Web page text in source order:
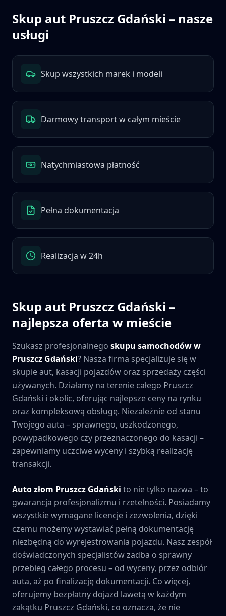
Skup aut Pruszcz Gdański – nasze
usługi
Skup wszystkich marek i modeli
Darmowy transport w całym mieście
Natychmiastowa płatność
Pełna dokumentacja
Realizacja w 24h
Skup aut Pruszcz Gdański –
najlepsza oferta w mieście
Szukasz profesjonalnego skupu samochodów w
Pruszcz Gdański? Nasza firma specjalizuje się w
skupie aut, kasacji pojazdów oraz sprzedaży części
używanych. Działamy na terenie całego Pruszcz
Gdański i okolic, oferując najlepsze ceny na rynku
oraz kompleksową obsługę. Niezależnie od stanu
Twojego auta – sprawnego, uszkodzonego,
powypadkowego czy przeznaczonego do kasacji –
zapewniamy uczciwe wyceny i szybką realizację
transakcji.
Auto złom Pruszcz Gdański to nie tylko nazwa – to
gwarancja profesjonalizmu i rzetelności. Posiadamy
wszystkie wymagane licencje i zezwolenia, dzięki
czemu możemy wystawiać pełną dokumentację
niezbędną do wyrejestrowania pojazdu. Nasz zespół
doświadczonych specjalistów zadba o sprawny
przebieg całego procesu – od wyceny, przez odbiór
auta, aż po finalizację dokumentacji. Co więcej,
oferujemy bezpłatny dojazd lawetą w każdym
zakątku Pruszcz Gdański, co oznacza, że nie